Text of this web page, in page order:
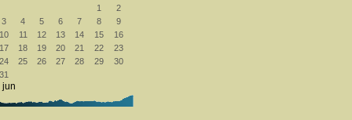
1
2
3
4 5 6 7 8
9
10
11 12 13 14 15
16
17
18 19 20 21 22
23
24
25 26 27 28 29
30
31
jun